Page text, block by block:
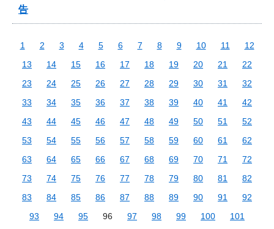
告
1 2 3 4 5 6 7 8 9 10 11
12
13
14 15 16 17 18 19 20 21
22
23
24 25 26 27 28 29 30 31
32
33
34 35 36 37 38 39 40 41
42
43
44 45 46 47 48 49 50 51
52
53
54 55 56 57 58 59 60 61
62
63
64 65 66 67 68 69 70 71
72
73
74 75 76 77 78 79 80 81
82
83
84 85 86 87 88 89 90 91
92
93
94 95 96 97 98 99 100
101